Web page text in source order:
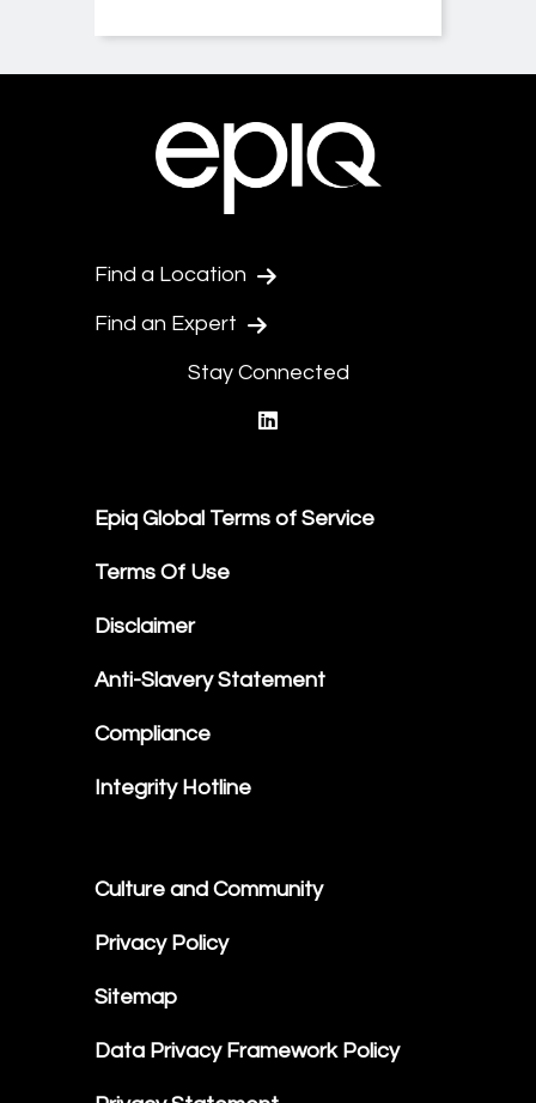
Find a Location
Find an Expert
Stay Connected
Epiq Global Terms of Service
Terms Of Use
Disclaimer
Anti-Slavery Statement
Compliance
Integrity Hotline
Culture and Community
Privacy Policy
Sitemap
Data Privacy Framework Policy